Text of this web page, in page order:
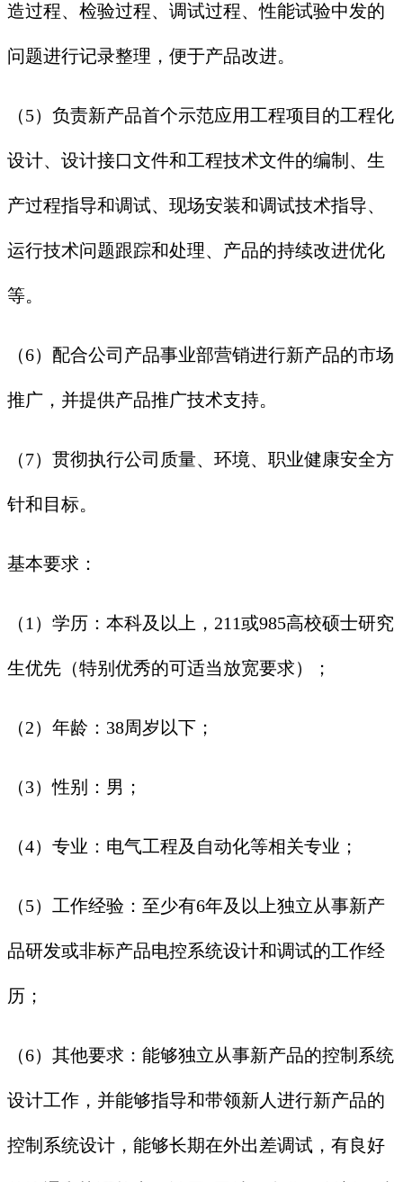
造过程、检验过程、调试过程、性能试验中发的
问题进行记录整理，便于产品改进。
（5）负责新产品首个示范应用工程项目的工程化
设计、设计接口文件和工程技术文件的编制、生
产过程指导和调试、现场安装和调试技术指导、
运行技术问题跟踪和处理、产品的持续改进优化
等。
（6）配合公司产品事业部营销进行新产品的市场
推广，并提供产品推广技术支持。
（7）贯彻执行公司质量、环境、职业健康安全方
针和目标。
基本要求：
（1）学历：本科及以上，211或985高校硕士研究
生优先（特别优秀的可适当放宽要求）；
（2）年龄：38周岁以下；
（3）性别：男；
（4）专业：电气工程及自动化等相关专业；
（5）工作经验：至少有6年及以上独立从事新产
品研发或非标产品电控系统设计和调试的工作经
历；
（6）其他要求：能够独立从事新产品的控制系统
设计工作，并能够指导和带领新人进行新产品的
控制系统设计，能够长期在外出差调试，有良好